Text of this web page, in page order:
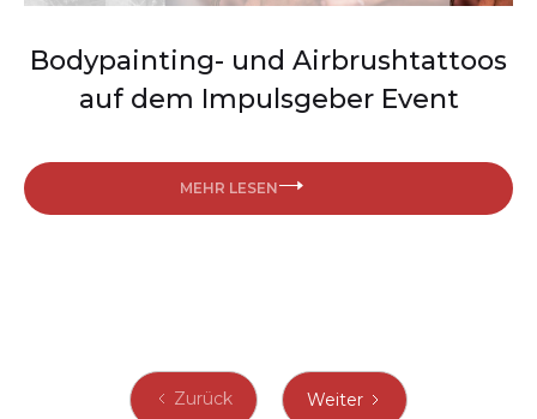
Bodypainting- und Airbrushtattoos
auf dem Impulsgeber Event
MEHR LESEN
Zurück Weiter